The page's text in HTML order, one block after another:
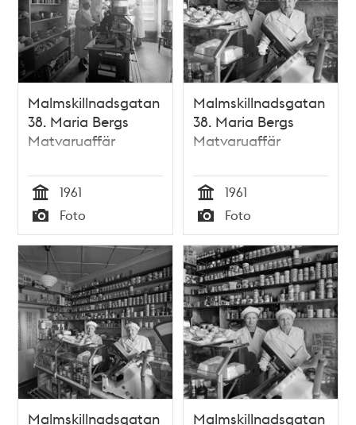
Malmskillnadsgatan
38. Maria Bergs
Matvaruaffär
Tid
1961
Typ
Foto
Malmskillnadsgatan
38. Maria Bergs
Matvaruaffär
Tid
1961
Typ
Foto
Malmskillnadsgatan
Malmskillnadsgatan